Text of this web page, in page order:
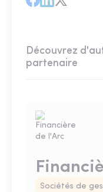
Découvrez
partenaire
Sociétés de